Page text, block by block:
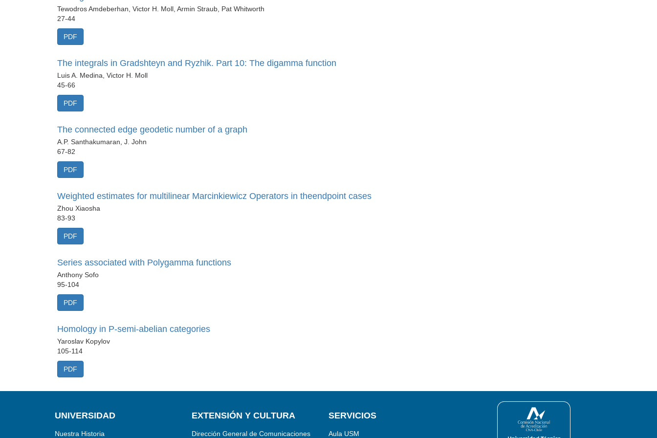
Tewodros Amdeberhan, Victor H. Moll, Armin Straub, Pat Whitworth
27-44
PDF
The integrals in Gradshteyn and Ryzhik. Part 10: The digamma function
Luis A. Medina, Victor H. Moll
45-66
PDF
The connected edge geodetic number of a graph
A.P. Santhakumaran, J. John
67-82
PDF
Weighted estimates for multilinear Marcinkiewicz Operators in theendpoint cases
Zhou Xiaosha
83-93
PDF
Series associated with Polygamma functions
Anthony Sofo
95-104
PDF
Homology in P-semi-abelian categories
Yaroslav Kopylov
105-114
PDF
UNIVERSIDAD
Nuestra Historia
EXTENSIÓN Y CULTURA
Dirección General de Comunicaciones
SERVICIOS
Aula USM